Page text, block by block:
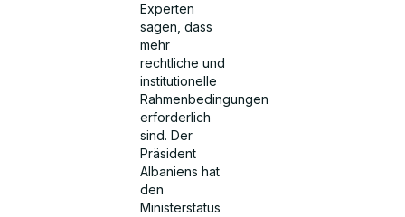
Experten
sagen, dass
mehr
rechtliche und
institutionelle
Rahmenbedingungen
erforderlich
sind. Der
Präsident
Albaniens hat
den
Ministerstatus